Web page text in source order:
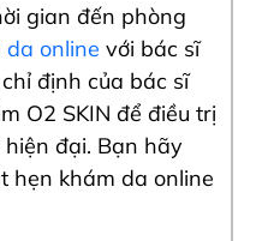
gian đến phòng
da online với bác sĩ
định của bác sĩ
O2 SKIN để điều trị
đại. Bạn hãy
hẹn khám da online